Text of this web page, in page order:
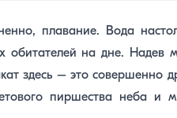
плавание. Вода
обитателей на дне. Надев
здесь – это совершенно
пиршества неба